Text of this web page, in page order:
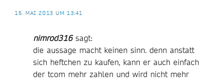
15. MAI 2013 UM 13:41
nimrod316 sagt:
die aussage macht keinen sinn. denn anstatt
sich heftchen zu kaufen, kann er auch einfach
der tcom mehr zahlen und wird nicht mehr